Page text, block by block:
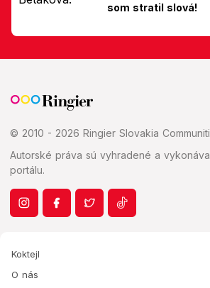
som stratil slová!
© 2010 - 2026 Ringier Slovakia
Autorské práva sú vyhradené a
portálu.
Koktejl
O nás